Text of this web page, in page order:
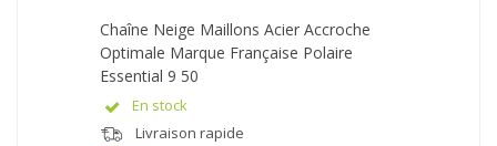
Chaîne Neige Maillons Acier Accroche
Optimale Marque Française Polaire
Essential 9 50
En stock
Livraison rapide